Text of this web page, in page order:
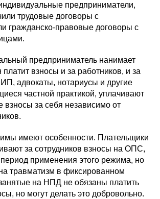
предприниматели,
трудовые договоры с
гражданско-правовые договоры с
предприниматель нанимает
платит взносы и за работников, и за
адвокаты, нотариусы и другие
частной практикой, уплачивают
за себя независимо от
имеют особенности. Плательщики
за сотрудников взносы на ОПС,
применения этого режима, но
травматизм в фиксированном
на НПД не обязаны платить
но могут делать это добровольно.